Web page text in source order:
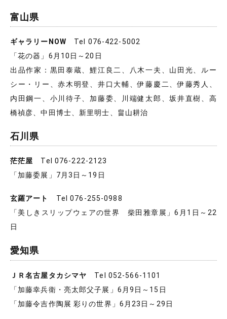
富山県
ギャラリーNOW Tel 076-422-5002
「花の器」6月10日～20日
出品作家：黒田泰蔵、鯉江良二、八木一夫、山田光、ルー
シー・リー、赤木明登、井口大輔、伊藤慶二、伊藤秀人、
内田鋼一、小川待子、加藤委、川端健太郎、坂井直樹、高
橋禎彦、中田博士、新里明士、畠山耕治
石川県
茫茫屋 Tel 076-222-2123
「加藤委展」7月3日～19日
玄羅アート
Tel 076-255-0988
「美しきスリップウェアの世界 柴田雅章展」6月1日～22
日
愛知県
ＪＲ名古屋タカシマヤ Tel 052-566-1101
「加藤幸兵衛・亮太郎父子展」6月9日～15日
「加藤令吉作陶展 彩りの世界」6月23日～29日